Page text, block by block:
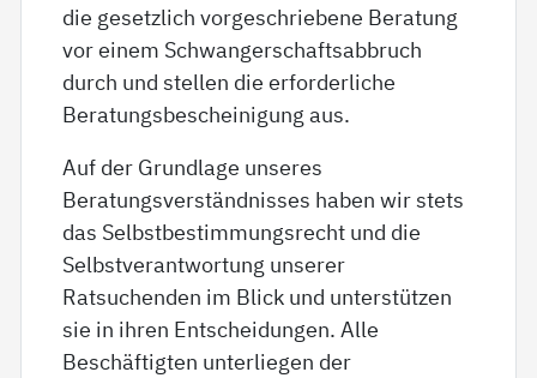
die gesetzlich vorgeschriebene Beratung
vor einem Schwangerschaftsabbruch
durch und stellen die erforderliche
Beratungsbescheinigung aus.
Auf der Grundlage unseres
Beratungsverständnisses haben wir stets
das Selbstbestimmungsrecht und die
Selbstverantwortung unserer
Ratsuchenden im Blick und unterstützen
sie in ihren Entscheidungen. Alle
Beschäftigten unterliegen der